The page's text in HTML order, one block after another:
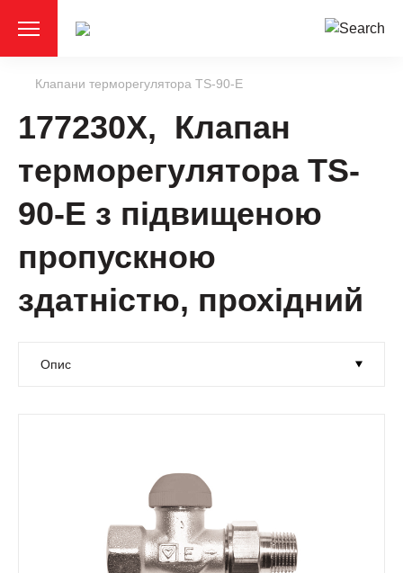
Клапани терморегулятора TS-90-E
177230X, Клапан
терморегулятора TS-
90-E з підвищеною
пропускною
здатністю, прохідний